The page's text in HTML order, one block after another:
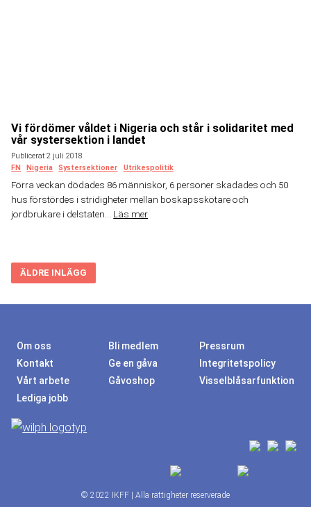
Vi fördömer våldet i Nigeria och står i solidaritet med
vår systersektion i landet
Publicerat 2 juli 2018
FN
Nigeria Systersektioner Utrikespolitik
Förra veckan dödades 86 människor, 6 personer skadades och 50
hus förstördes i stridigheter mellan boskapsskötare och
jordbrukare i delstaten... Läs mer
Inläggsnavigering
ÄLDRE INLÄGG
Om oss Bli medlem
Pressrum
Kontakt
Ge en gåva
Integritetspolicy
Vårt arbete
Gåvoshop
Visselblåsarfunktion
Lediga jobb
© 2022 IKFF | Alla rättigheter reserverade